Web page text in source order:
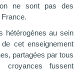
ne sont pas des
France.
hétérogènesau sein
cet enseignement
partagées par tous
fussent